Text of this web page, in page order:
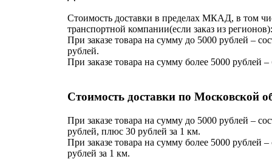
Стоимость доставки в пределах МКАД, в том
транспортной компании(если заказ из регионов):
При заказе товара на сумму до 5000 рублей –
рублей.
При заказе товара на сумму более 5000 рублей –
Стоимость доставки по Московской
При заказе товара на сумму до 5000 рублей –
рублей, плюс 30 рублей за 1 км.
При заказе товара на сумму более 5000 рублей –
рублей за 1 км.